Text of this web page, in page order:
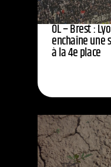
OL – Brest :
enchaîne une
à la 4e place